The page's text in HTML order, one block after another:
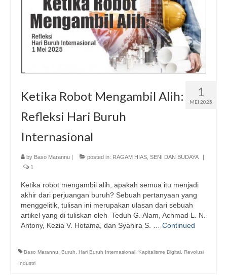
1
MEI 2025
Ketika Robot Mengambil Alih:
Refleksi Hari Buruh
Internasional
by Baso Marannu posted in: RAGAM HIAS, SENI DAN BUDAYA
1
Ketika robot mengambil alih, apakah semua itu menjadi
akhir dari perjuangan buruh? Sebuah pertanyaan yang
menggelitik, tulisan ini merupakan ulasan dari sebuah
artikel yang di tuliskan oleh Teduh G. Alam, Achmad L. N.
Antony, Kezia V. Hotama, dan Syahira S. … Continued
Baso Marannu, Buruh, Hari Buruh Internasional , Kapitalisme Digital , Revolusi
Industri